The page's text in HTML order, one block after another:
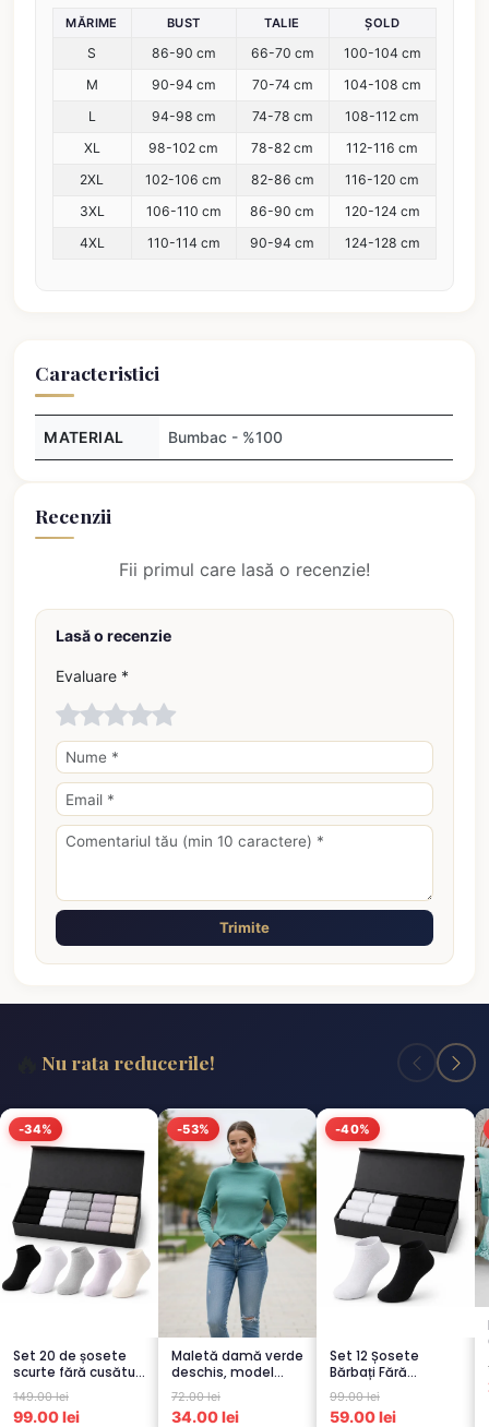
MĂRIME BUST TALIE ȘOLD
S 86-90 cm 66-70 cm
100-104 cm
M
90-94 cm 70-74 cm
104-108 cm
L
94-98 cm 74-78 cm
108-112 cm
XL
98-102 cm 78-82 cm
112-116 cm
2XL
102-106 cm 82-86 cm
116-120 cm
3XL
106-110 cm 86-90 cm
120-124 cm
4XL
110-114 cm 90-94 cm 124-128 cm
Caracteristici
MATERIAL Bumbac - %100
Recenzii
Fii primul care lasă o recenzie!
Lasă o recenzie
Evaluare *
Trimite
Nu rata reducerile!
-34%
Set 20 de șosete
scurte fără cusături
pentru femei – 5...
149.00 lei
99.00 lei
-53%
Maletă damă verde
deschis, model
raiat
72.00 lei
34.00 lei
-40%
Set 12 Șosete
Bărbați Fără
Cusături – 6 Albe +
6 Negre...
99.00 lei
59.00 lei